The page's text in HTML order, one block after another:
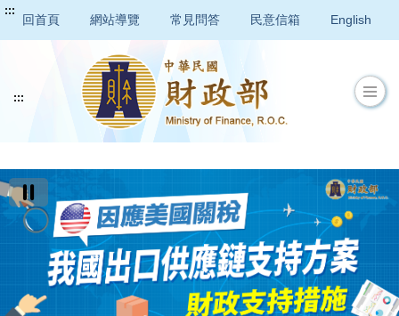
:::
回首頁 網站導覽 常見問答 民意信箱 English
:::